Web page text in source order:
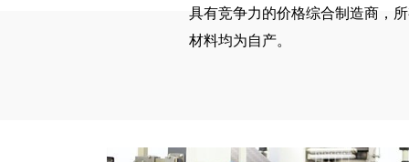
具有竞争力的价格综合制造商，
材料均为自产。